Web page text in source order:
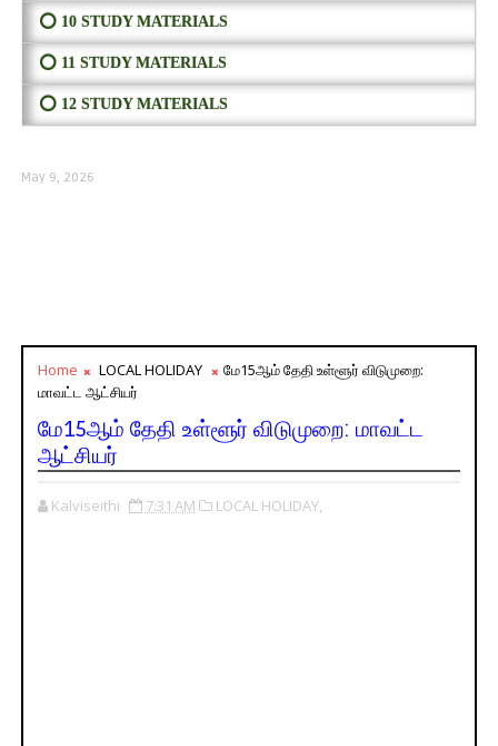
⭕ 10 STUDY MATERIALS
⭕ 11 STUDY MATERIALS
⭕ 12 STUDY MATERIALS
May 9, 2026
Home LOCAL HOLIDAY
மே15ஆம் தேதி உள்ளூர் விடுமுறை:
மாவட்ட ஆட்சியர்
மே15ஆம் தேதி உள்ளூர் விடுமுறை: மாவட்ட
ஆட்சியர்
Kalviseithi 7:31 AM LOCAL HOLIDAY,